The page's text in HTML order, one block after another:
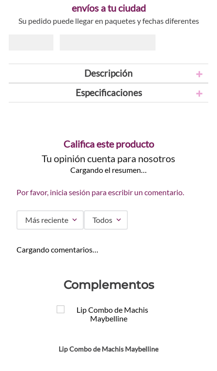
envíos a tu ciudad
Su pedido puede llegar en paquetes y fechas diferentes
Descripción
Especificaciones
Califica este producto
Tu opinión cuenta para nosotros
Cargando el resumen…
Por favor, inicia sesión para escribir un comentario.
Más reciente Todos
Cargando comentarios…
Complementos
Lip Combo de Machis Maybelline